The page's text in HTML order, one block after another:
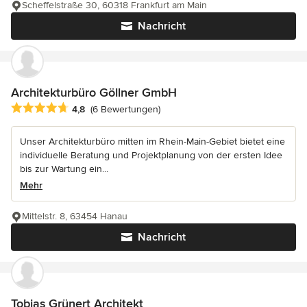
Nachricht
Scheffelstraße 30, 60318 Frankfurt am Main
Architekturbüro Göllner GmbH
Durchschnittliche Bewertung: 4.8 von 5 Sternen
4,8 (6 Bewertungen)
Unser Architekturbüro mitten im Rhein-Main-Gebiet bietet eine
individuelle Beratung und Projektplanung von der ersten Idee
bis zur Wartung ein...
Mehr
Nachricht
Mittelstr. 8, 63454 Hanau
Tobias Grünert Architekt